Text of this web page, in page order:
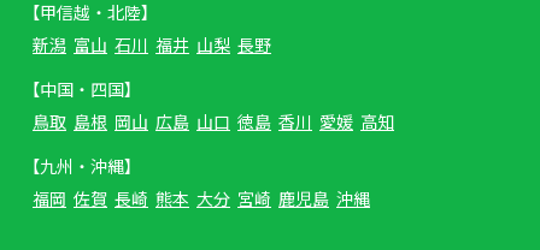
【甲信越・北陸】
新潟 富山 石川 福井 山梨 長野
【中国・四国】
鳥取 島根 岡山 広島 山口 徳島 香川 愛媛 高知
【九州・沖縄】
福岡 佐賀 長崎 熊本 大分 宮崎 鹿児島 沖縄